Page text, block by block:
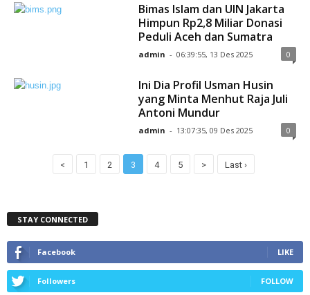
Bimas Islam dan UIN Jakarta
Himpun Rp2,8 Miliar Donasi
Peduli Aceh dan Sumatra
admin - 06:39:55, 13 Des 2025 0
Ini Dia Profil Usman Husin
yang Minta Menhut Raja Juli
Antoni Mundur
admin - 13:07:35, 09 Des 2025 0
< 1 2 3 4 5 > Last ›
STAY CONNECTED
Facebook LIKE
Followers FOLLOW